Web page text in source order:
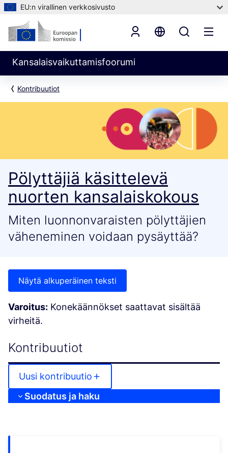
EU:n virallinen verkkosivusto
Kansalaisvaikuttamisfoorumi
Kontribuutiot
Pölyttäjiä käsittelevä
nuorten kansalaiskokous
Miten luonnonvaraisten pölyttäjien
väheneminen voidaan pysäyttää?
Näytä alkuperäinen teksti
Varoitus: Konekäännökset saattavat sisältää
virheitä.
Kontribuutiot
Uusi kontribuutio
Suodatus ja haku